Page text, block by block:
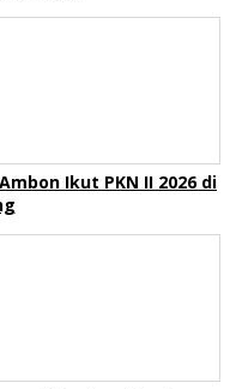
Ikut PKN II 2026 di